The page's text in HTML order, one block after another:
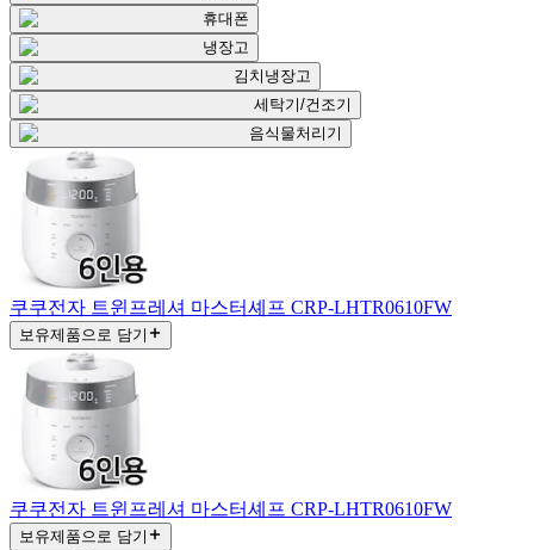
휴대폰
냉장고
김치냉장고
세탁기/건조기
음식물처리기
쿠쿠전자 트윈프레셔 마스터셰프 CRP-LHTR0610FW
보유제품으로 담기
쿠쿠전자 트윈프레셔 마스터셰프 CRP-LHTR0610FW
보유제품으로 담기